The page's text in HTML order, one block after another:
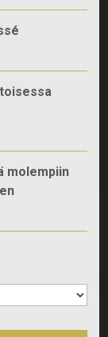
molempiin